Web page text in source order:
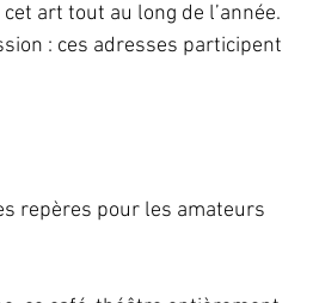
art tout au long de l’année.
: ces adresses participent
repères pour les amateurs